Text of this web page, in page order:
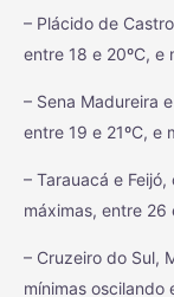
– Plácido de
entre 18 e 20ºC, e
– Sena Madureira
entre 19 e 21ºC, e
– Tarauacá e
máximas, entre 26
– Cruzeiro do Sul,
mínimas oscilando